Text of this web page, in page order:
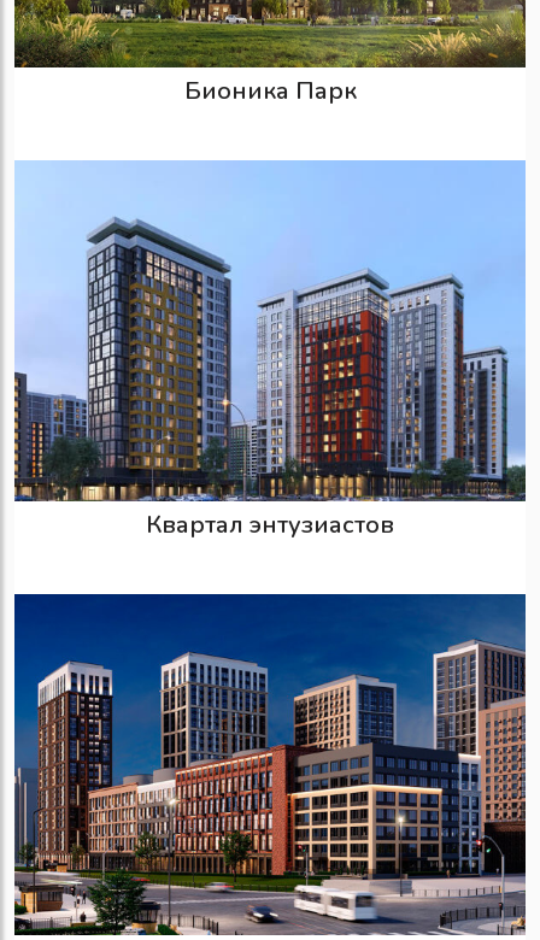
Бионика Парк
Квартал энтузиастов